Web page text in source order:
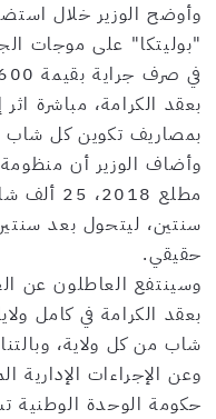
وأوضح الوزير خلال
"بوليتكا" على موجات
بعقد الكرامة، مباشرة
بمصاريف تكوين كل شاب
وأضاف الوزير أن
مطلع
سنتين، ليتحول بعد
حقيقي.
وسينتفع العاطلون عن
شاب من كل ولاية،
وعن الإجراءات الإدارية
حكومة الوحدة الوطنية